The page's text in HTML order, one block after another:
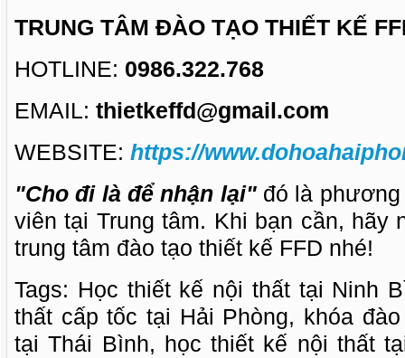
TRUNG TÂM ĐÀO TẠO THIẾT KẾ
HOTLINE: 0986.322.768
EMAIL: thietkeffd@gmail.com
WEBSITE: https://
"Cho đi là để nhận lại"đó là phương
viên tại Trung tâm. Khi bạn cần, hãy
trung tâm đào tạo thiết kế FFD nhé!
Tags: Học thiết kế nội thất tại Ninh
thất cấp tốc tại Hải Phòng, khóa
tại Thái Bình, học thiết kế nội thất